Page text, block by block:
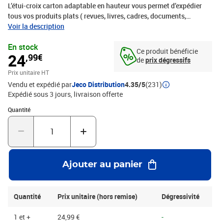
L’étui-croix carton adaptable en hauteur vous permet d’expédier
tous vos produits plats ( revues, livres, cadres, documents,
tablettes…) sous haute protection grâce à ses rebords
l’emballage à l’épaisseur de votre produit entre 1 et 6
centimètres.Fermeture conseillée par ruban adhésif ou
cerclage.Adapté à l’affranchissement courrier ( sous réserve de
l’épaisseur du produit) – Montage facile et rapide – Livrée à plat
pour gain de place.Parfaite adhérence pour tous types d’adhésifs.
Voir la description
En stock
24,99€
Prix unitaire HT
Vendu et expédié parJeco Distribution4.35/5(231)
Expédié sous 3 jours livraison offerte
Ce produit bénéficie
deprix dégressifs
Quantité
Quantité : 1
Ajouter au panier
Quantité Prix unitaire (hors remise) Dégressivité
1 et + 24,99 € -